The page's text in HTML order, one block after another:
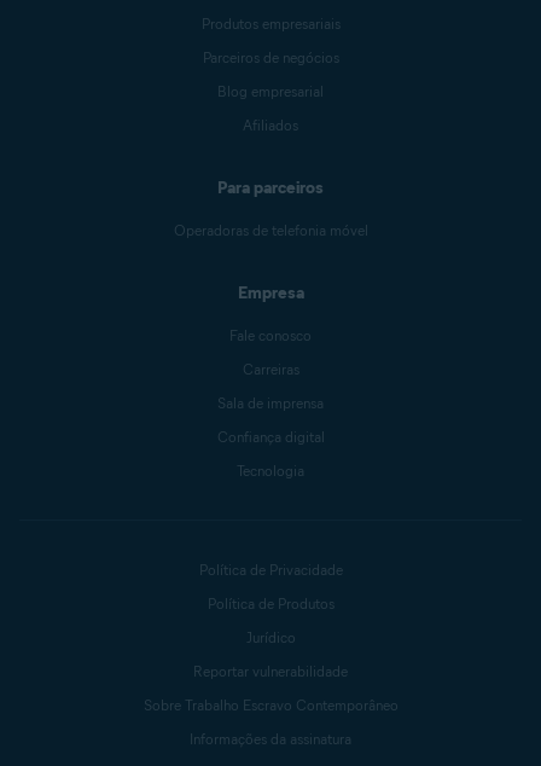
Produtos empresariais
Parceiros de negócios
Blog empresarial
Afiliados
Para parceiros
Operadoras de telefonia móvel
Empresa
Fale conosco
Carreiras
Sala de imprensa
Confiança digital
Tecnologia
Política de Privacidade
Política de Produtos
Jurídico
Reportar vulnerabilidade
Sobre Trabalho Escravo Contemporâneo
Informações da assinatura